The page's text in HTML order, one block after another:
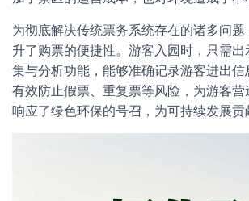
为彻底解决传统票务系统存在的诸多问
升了购票的便捷性。游客入园时，只需
集与分析功能，能够准确记录游客进出
有效防止假票、重复票等风险，为游客
响应了绿色环保的号召，为可持续发展贡